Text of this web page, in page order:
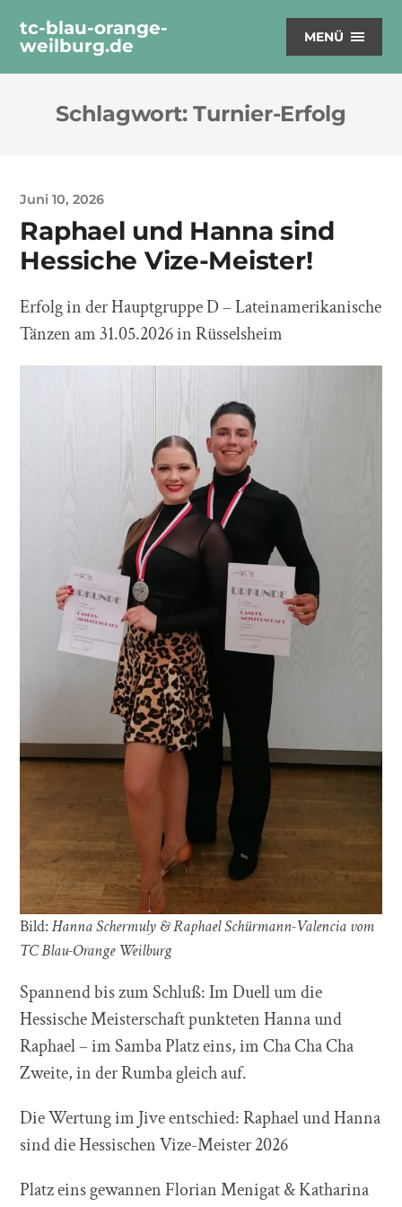
tc-blau-orange-
weilburg.de
MENÜ
Schlagwort:Turnier-Erfolg
Juni 10, 2026
Raphael und Hanna sind
Hessiche Vize-Meister!
Erfolg in der Hauptgruppe D – Lateinamerikanische
Tänzen am 31.05.2026 in Rüsselsheim
Bild:Hanna Schermuly & Raphael Schürmann-Valencia vom
TC Blau-Orange Weilburg
Spannend bis zum Schluß: Im Duell um die
Hessische Meisterschaft punkteten Hanna und
Raphael – im Samba Platz eins, im Cha Cha Cha
Zweite, in der Rumba gleich auf.
Die Wertung im Jive entschied: Raphael und Hanna
sind die Hessischen Vize-Meister 2026
Platz eins gewannen Florian Menigat & Katharina